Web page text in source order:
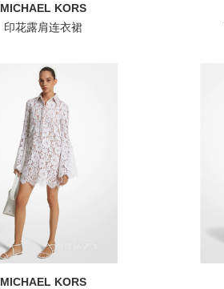
MICHAEL KORS
印花露肩连衣裙
MICHAEL KORS